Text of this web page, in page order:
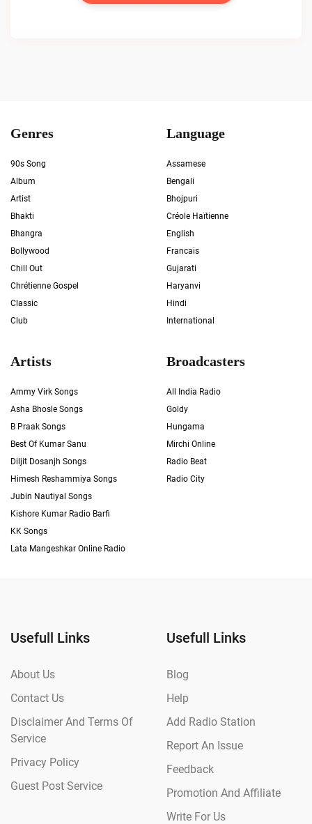
Genres
90s Song
Album
Artist
Bhakti
Bhangra
Bollywood
Chill Out
Chrétienne Gospel
Classic
Club
Language
Assamese
Bengali
Bhojpuri
Créole Haïtienne
English
Francais
Gujarati
Haryanvi
Hindi
International
Artists
Ammy Virk Songs
Asha Bhosle Songs
B Praak Songs
Best Of Kumar Sanu
Diljit Dosanjh Songs
Himesh Reshammiya Songs
Jubin Nautiyal Songs
Kishore Kumar Radio Barfi
KK Songs
Lata Mangeshkar Online Radio
Broadcasters
All India Radio
Goldy
Hungama
Mirchi Online
Radio Beat
Radio City
Usefull Links
About Us
Contact Us
Disclaimer And Terms Of
Service
Privacy Policy
Guest Post Service
Usefull Links
Blog
Help
Add Radio Station
Report An Issue
Feedback
Promotion And Affiliate
Write For Us